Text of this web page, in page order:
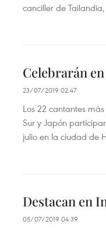
canciller de
Celebrarán
23/07/2019 02:47
Los 22 cantantes
Sur y Japón
julio en la ciudad de
Destacan en
05/07/2019 04:39